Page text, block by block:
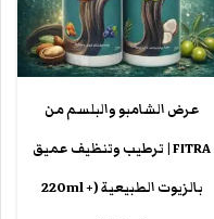
عرض الشامبو والبلسم من
FITRA | ترطيب وتنظيف عميق
بالزيوت الطبيعية (220ml +